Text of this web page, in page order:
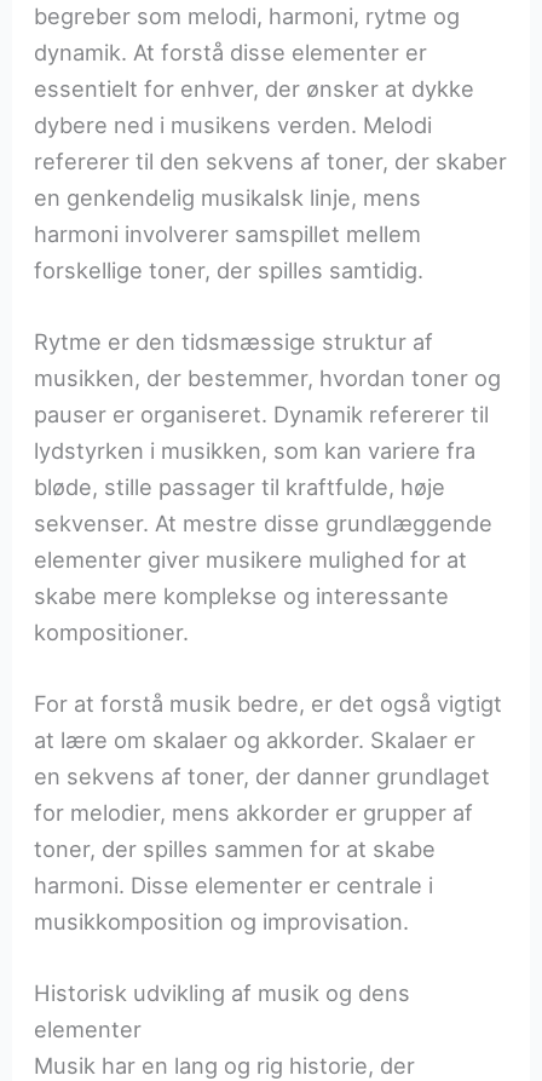
begreber som melodi, harmoni, rytme og
dynamik. At forstå disse elementer er
essentielt for enhver, der ønsker at dykke
dybere ned i musikens verden. Melodi
refererer til den sekvens af toner, der skaber
en genkendelig musikalsk linje, mens
harmoni involverer samspillet mellem
forskellige toner, der spilles samtidig.
Rytme er den tidsmæssige struktur af
musikken, der bestemmer, hvordan toner og
pauser er organiseret. Dynamik refererer til
lydstyrken i musikken, som kan variere fra
bløde, stille passager til kraftfulde, høje
sekvenser. At mestre disse grundlæggende
elementer giver musikere mulighed for at
skabe mere komplekse og interessante
kompositioner.
For at forstå musik bedre, er det også vigtigt
at lære om skalaer og akkorder. Skalaer er
en sekvens af toner, der danner grundlaget
for melodier, mens akkorder er grupper af
toner, der spilles sammen for at skabe
harmoni. Disse elementer er centrale i
musikkomposition og improvisation.
Historisk udvikling af musik og dens
elementer
Musik har en lang og rig historie, der